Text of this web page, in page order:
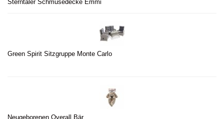
Sterntaler Schmusedecke Emmi
Green Spirit Sitzgruppe Monte Carlo
Neugeborenen Overall Bär